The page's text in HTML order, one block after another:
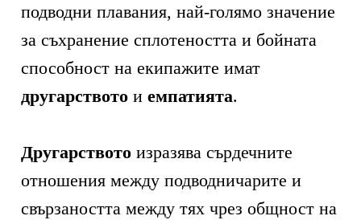
подводни плавания, най-голямо значение
за съхранение сплотеността и бойната
способност на екипажите имат
другарството иемпатията.
Другарството изразява сърдечните
отношения между подводничарите и
свързаността между тях чрез общност на